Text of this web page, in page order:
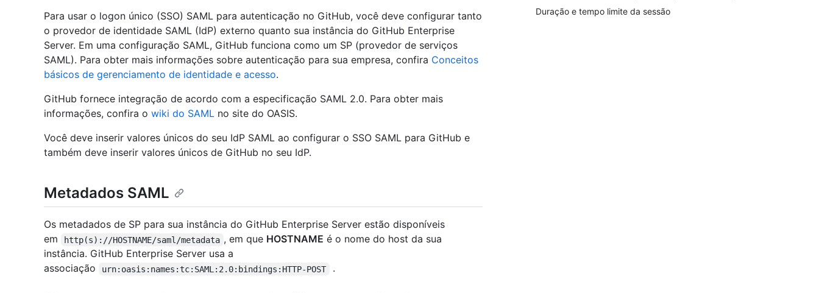
Duração e tempo limite da sessão
Para usar o logon único (SSO) SAML para autenticação no GitHub, você deve configurar tanto
o provedor de identidade SAML (IdP) externo quanto sua instância do GitHub Enterprise
Server. Em uma configuração SAML, GitHub funciona como um SP (provedor de serviços
SAML). Para obter mais informações sobre autenticação para sua empresa, confira Conceitos
básicos de gerenciamento de identidade e acesso.
GitHub fornece integração de acordo com a especificação SAML 2.0. Para obter mais
informações, confira o wiki do SAML no site do OASIS.
Você deve inserir valores únicos do seu IdP SAML ao configurar o SSO SAML para GitHub e
também deve inserir valores únicos de GitHub no seu IdP.
Metadados SAML
Os metadados de SP para sua instância do GitHub Enterprise Server estão disponíveis
em
http(s)://HOSTNAME/saml/metadata , em que HOSTNAME é o nome do host da sua
instância. GitHub Enterprise Server usa a
associação
urn:oasis:names:tc:SAML:2.0:bindings:HTTP-POST .